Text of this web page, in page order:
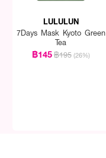
LULULUN
7Days Mask Kyoto Green
Tea
฿145฿195 (26%)